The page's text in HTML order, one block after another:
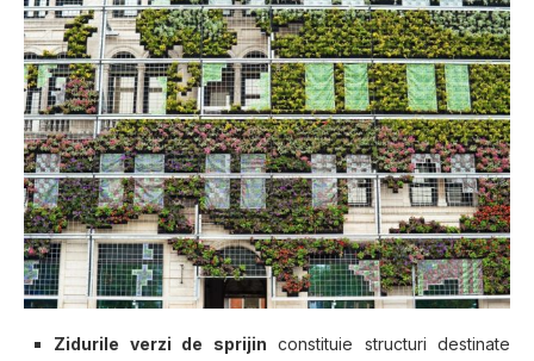
Zidurile verzi de sprijin constituie structuri destinate